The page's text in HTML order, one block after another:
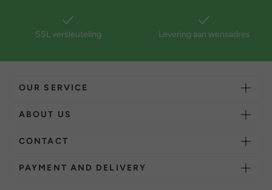
SSL versleuteling Levering aan wensadres
OUR SERVICE
ABOUT US
CONTACT
PAYMENT AND DELIVERY